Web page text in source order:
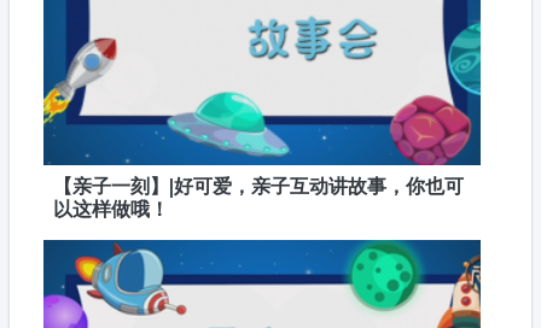
【亲子一刻】|好可爱，亲子互动讲故事，你也可
以这样做哦！